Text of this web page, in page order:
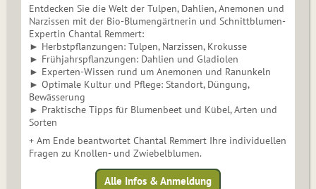
Entdecken Sie die Welt der Tulpen, Dahlien, Anemonen und
Narzissen mit der Bio-Blumengärtnerin und Schnittblumen-
Expertin Chantal Remmert:
► Herbstpflanzungen: Tulpen, Narzissen, Krokusse
► Frühjahrspflanzungen: Dahlien und Gladiolen
► Experten-Wissen rund um Anemonen und Ranunkeln
► Optimale Kultur und Pflege: Standort, Düngung,
Bewässerung
► Praktische Tipps für Blumenbeet und Kübel, Arten und
Sorten
+ Am Ende beantwortet Chantal Remmert Ihre individuellen
Fragen zu Knollen- und Zwiebelblumen.
Alle Infos & Anmeldung